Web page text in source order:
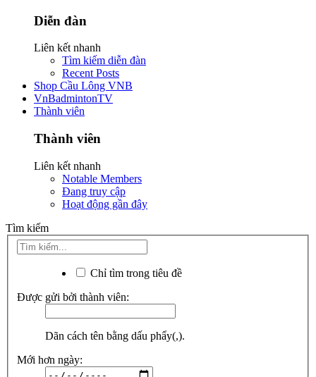
Diễn đàn
Liên kết nhanh
Tìm kiếm diễn đàn
Recent Posts
Shop Cầu Lông VNB
VnBadmintonTV
Thành viên
Thành viên
Liên kết nhanh
Notable Members
Đang truy cập
Hoạt động gần đây
Tìm kiếm
Chỉ tìm trong tiêu đề
Được gửi bởi thành viên:
Dãn cách tên bằng dấu phẩy(,).
Mới hơn ngày: